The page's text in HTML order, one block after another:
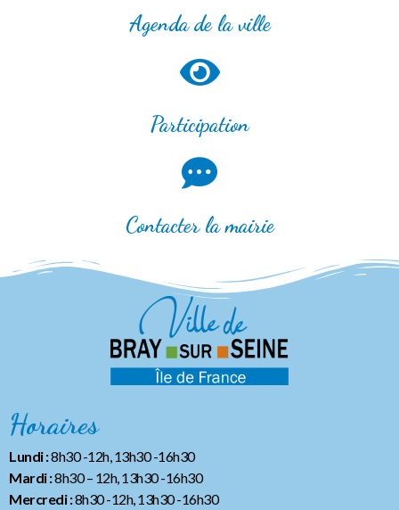
Agenda de la ville
Participation
Contacter la mairie
Horaires
Lundi :8h30 -12h, 13h30 -16h30
Mardi :8h30 – 12h, 13h30 -16h30
Mercredi :8h30 -12h, 13h30 -16h30